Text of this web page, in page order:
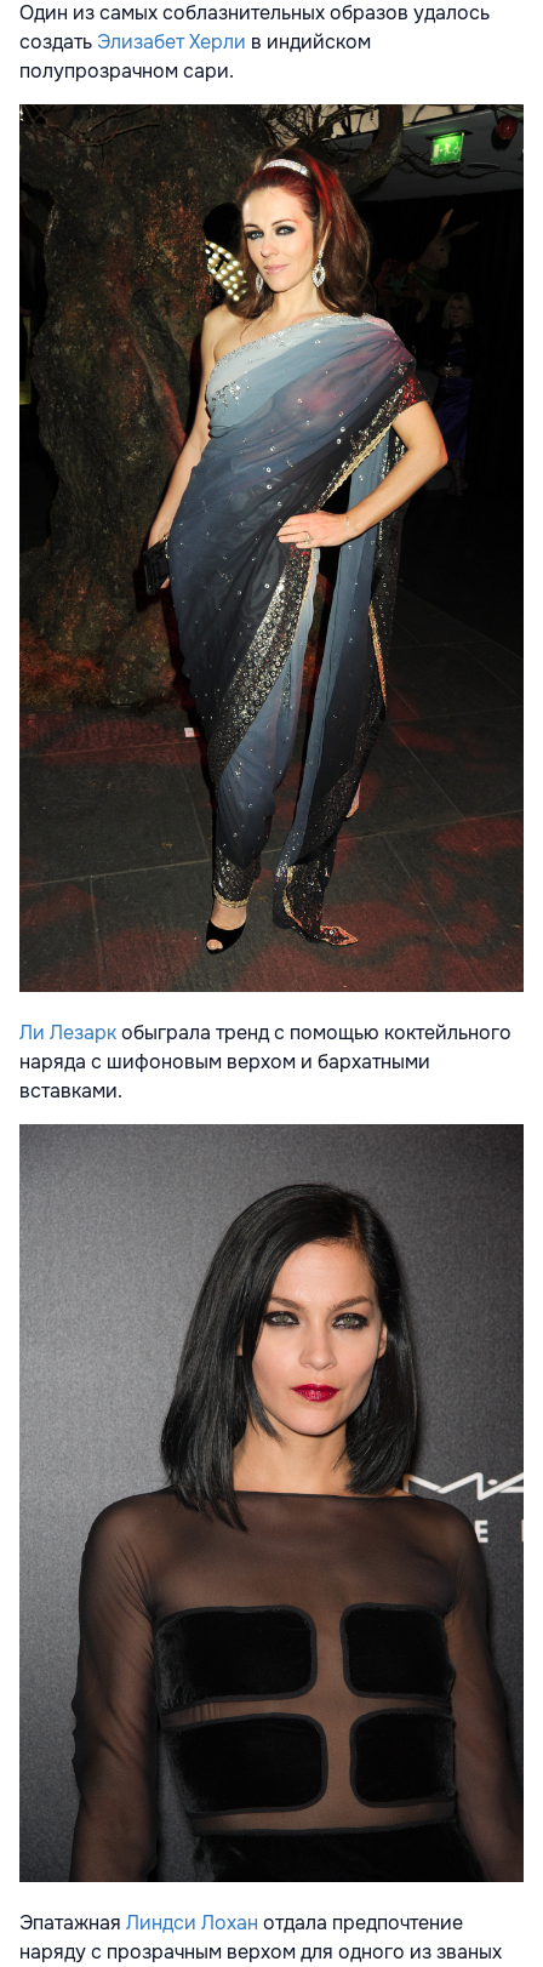
Один из самых соблазнительных образов удалось
создать Элизабет Херли в индийском
полупрозрачном сари.
Ли Лезаркобыграла тренд с помощью коктейльного
наряда с шифоновым верхом и бархатными
вставками.
Эпатажная Линдси Лохан отдала предпочтение
наряду с прозрачным верхом для одного из званых